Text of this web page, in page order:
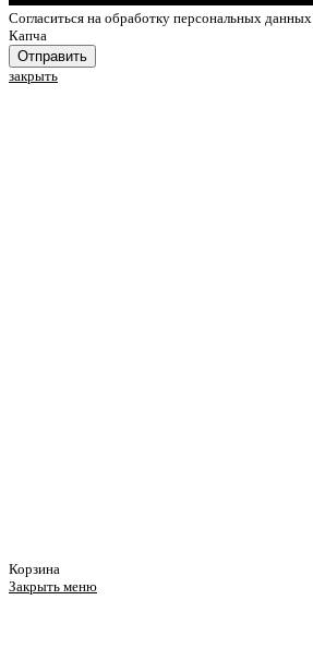
Cогласиться на обработку персональных данных
Капча
Отправить
закрыть
Корзина
Закрыть меню